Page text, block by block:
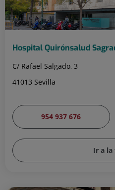
Hospital Quirónsalud
C/ Rafael Salgado, 3
41013 Sevilla
954 937 676
Ir a la